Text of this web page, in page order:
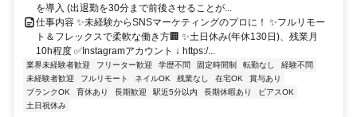
を導入 (出退勤を30分まで前後させることが...
仕事内容 ✨未経験からSNSマーケティングのプロに！ ✨フルリモー
ト＆フレックスで柔軟な働き方🏢 ✨土日休み(年休130日)、残業月
10h程度 ✅Instagramアカウント ↓ https:/...
業界未経験者歓迎 フリーター歓迎 学歴不問 固定時間制 転勤なし
経験不問
未経験者歓迎
フルリモート ネイルOK 残業なし 在宅OK
賞与あり
ブランクOK
育休あり 長期歓迎 駅近5分以内 長期休暇あり
ピアスOK
土日祝休み